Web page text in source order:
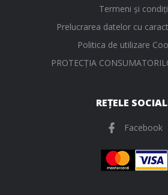
Termeni și
Prelucrarea datelor cu
Politica de utilizare
PROTECŢIA
REȚELE
Facebook